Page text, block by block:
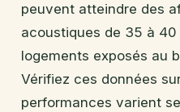
peuvent atteindre des
acoustiques de 35 à
logements exposés au
Vérifiez ces données
performances varient